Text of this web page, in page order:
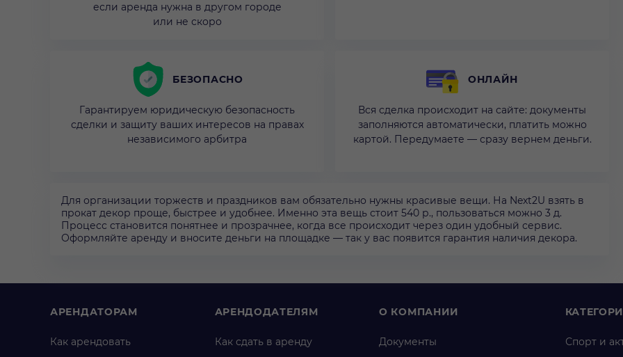
если аренда нужна в другом городе
или не скоро
БЕЗОПАСНО
Гарантируем юридическую безопасность
сделки и защиту ваших интересов на правах
независимого арбитра
ОНЛАЙН
Вся сделка происходит на сайте: документы
заполняются автоматически, платить можно
картой. Передумаете — сразу вернем деньги.
Для организации торжеств и праздников вам обязательно нужны красивые вещи. На Next2U взять в
прокат декор проще, быстрее и удобнее. Именно эта вещь стоит 540 р., пользоваться можно 3 д.
Процесс становится понятнее и прозрачнее, когда все происходит через один удобный сервис.
Оформляйте аренду и вносите деньги на площадке — так у вас появится гарантия наличия декора.
АРЕНДАТОРАМ
Как арендовать
АРЕНДОДАТЕЛЯМ
Как сдать в аренду
О КОМПАНИИ
Документы
Спорт и